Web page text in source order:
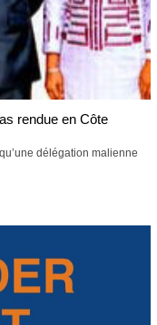
rendue en Côte
délégation malienne